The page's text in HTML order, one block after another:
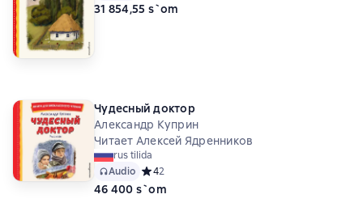
31 854,55 s`om
Чудесный доктор
Александр Куприн
Читает Алексей Ядренников
rus tilida
Audio Средний рейтинг 4 на основе 2 оценок
42
46 400 s`om